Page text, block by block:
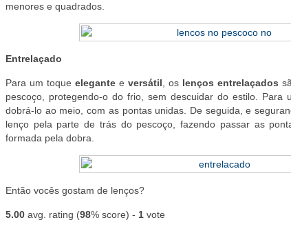
menores e quadrados.
Entrelaçado
Para um toque elegante e versátil , os lenços entrelaçados
pescoço, protegendo-o do frio, sem descuidar do estilo. Para
dobrá-lo ao meio, com as pontas unidas. De seguida, e
lenço pela parte de trás do pescoço, fazendo passar as
formada pela dobra.
Então vocês gostam de lenços?
5.00 avg. rating (98% score) - 1 vote